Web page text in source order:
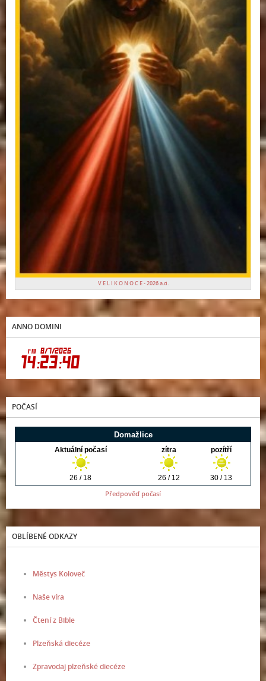
V E L I K O N O C E - 2026 a.d.
ANNO DOMINI
POČASÍ
Předpověď počasí
OBLÍBENÉ ODKAZY
Městys Koloveč
Naše víra
Čtení z Bible
Plzeňská diecéze
Zpravodaj plzeňské diecéze